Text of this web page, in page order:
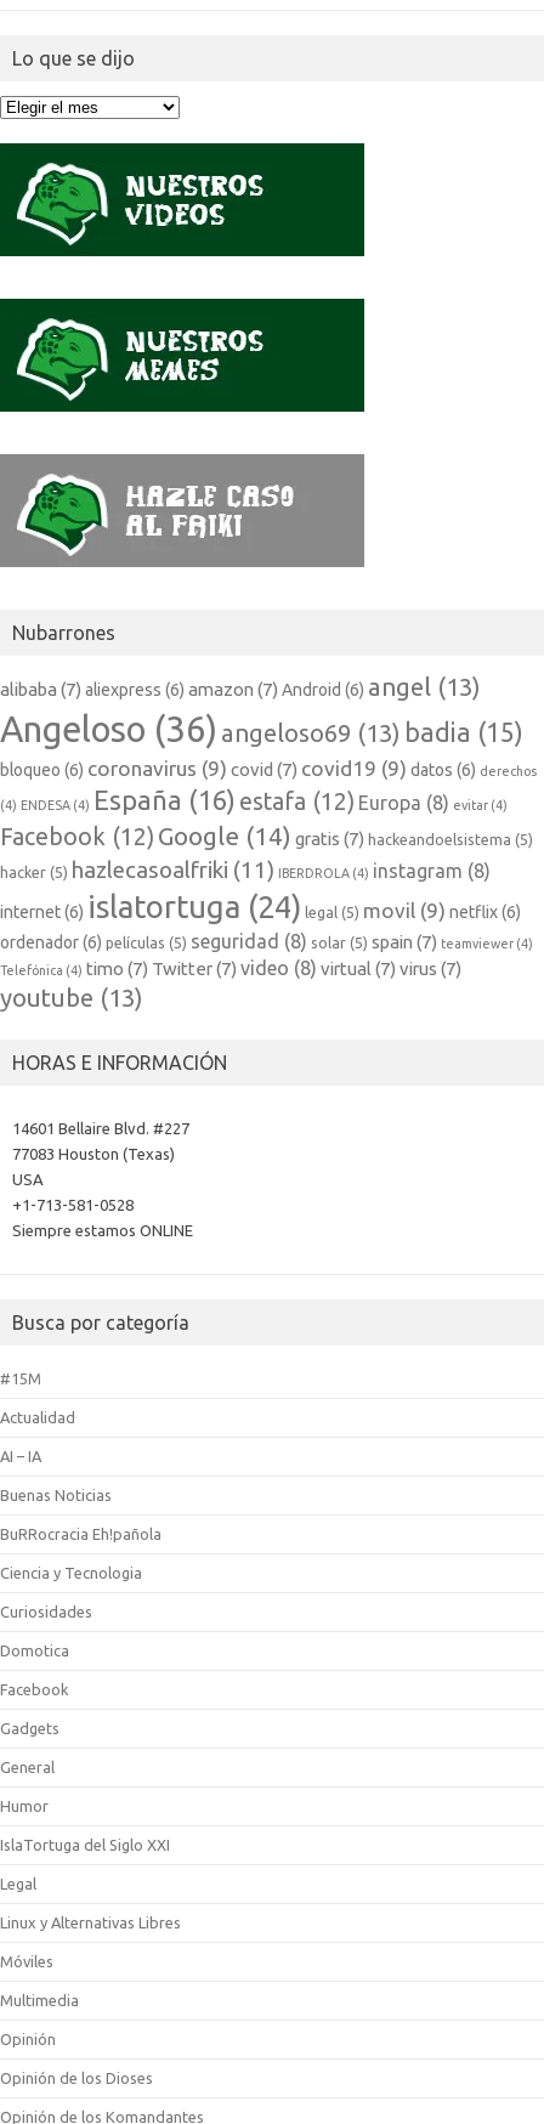
Lo que se dijo
Lo
Nubarrones
alibaba (7) aliexpress (6) amazon (7) Android (6) angel (13)
Angeloso (36) angeloso69 (13) badia (15)
bloqueo (6) coronavirus (9) covid (7) covid19 (9) datos (6) derechos
(4) ENDESA (4) España (16) estafa (12) Europa (8) evitar (4)
Facebook (12) Google (14) gratis (7) hackeandoelsistema (5)
hacker (5) hazlecasoalfriki (11) IBERDROLA (4) instagram (8)
internet(6) islatortuga (24) legal (5) movil (9) netflix(6)
ordenador(6) películas (5) seguridad (8) solar (5) spain (7) teamviewer (4)
Telefónica (4) timo (7) Twitter(7) video (8) virtual (7) virus (7)
youtube (13)
HORAS E INFORMACIÓN
14601 Bellaire Blvd. #227
77083 Houston (Texas)
USA
+1-713-581-0528
Siempre estamos ONLINE
Busca por categoría
#15M
Actualidad
AI – IA
Buenas Noticias
BuRRocracia Eh!pañola
Ciencia y Tecnologia
Curiosidades
Domotica
Facebook
Gadgets
General
Humor
IslaTortuga del Siglo XXI
Legal
Linux y Alternativas Libres
Móviles
Multimedia
Opinión
Opinión de los Dioses
Opinión de los Komandantes